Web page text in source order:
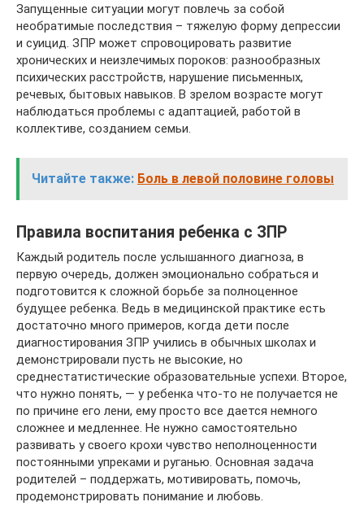
Запущенные ситуации могут повлечь за собой
необратимые последствия – тяжелую форму депрессии
и суицид. ЗПР может спровоцировать развитие
хронических и неизлечимых пороков: разнообразных
психических расстройств, нарушение письменных,
речевых, бытовых навыков. В зрелом возрасте могут
наблюдаться проблемы с адаптацией, работой в
коллективе, созданием семьи.
Читайте также: Боль в левой половине головы
Правила воспитания ребенка с ЗПР
Каждый родитель после услышанного диагноза, в
первую очередь, должен эмоционально собраться и
подготовится к сложной борьбе за полноценное
будущее ребенка. Ведь в медицинской практике есть
достаточно много примеров, когда дети после
диагностирования ЗПР учились в обычных школах и
демонстрировали пусть не высокие, но
среднестатистические образовательные успехи. Второе,
что нужно понять, — у ребенка что-то не получается не
по причине его лени, ему просто все дается немного
сложнее и медленнее. Не нужно самостоятельно
развивать у своего крохи чувство неполноценности
постоянными упреками и руганью. Основная задача
родителей – поддержать, мотивировать, помочь,
продемонстрировать понимание и любовь.